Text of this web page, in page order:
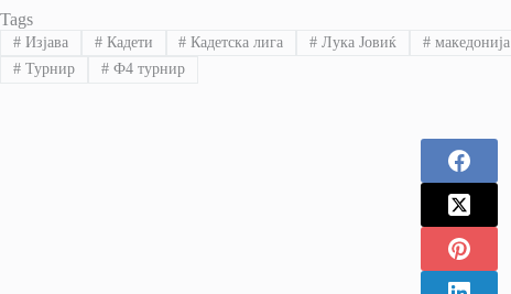
Tags
#Изјава #Кадети # Кадетска лига # Лука Јовиќ # македонија
#Турнир #Ф4 турнир